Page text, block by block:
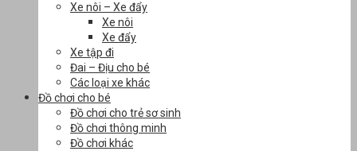
Xe nôi – Xe đẩy
Xe nôi
Xe đẩy
Xe tập đi
Đai – Địu cho bé
Các loại xe khác
Đồ chơi cho bé
Đồ chơi cho trẻ sơ sinh
Đồ chơi thông minh
Đồ chơi khác